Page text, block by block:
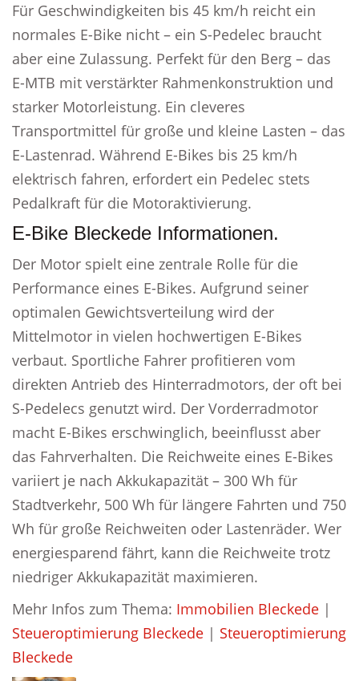
Für Geschwindigkeiten bis 45 km/h reicht ein
normales E-Bike nicht – ein S-Pedelec braucht
aber eine Zulassung. Perfekt für den Berg – das
E-MTB mit verstärkter Rahmenkonstruktion und
starker Motorleistung. Ein cleveres
Transportmittel für große und kleine Lasten – das
E-Lastenrad. Während E-Bikes bis 25 km/h
elektrisch fahren, erfordert ein Pedelec stets
Pedalkraft für die Motoraktivierung.
E-Bike Bleckede Informationen.
Der Motor spielt eine zentrale Rolle für die
Performance eines E-Bikes. Aufgrund seiner
optimalen Gewichtsverteilung wird der
Mittelmotor in vielen hochwertigen E-Bikes
verbaut. Sportliche Fahrer profitieren vom
direkten Antrieb des Hinterradmotors, der oft bei
S-Pedelecs genutzt wird. Der Vorderradmotor
macht E-Bikes erschwinglich, beeinflusst aber
das Fahrverhalten. Die Reichweite eines E-Bikes
variiert je nach Akkukapazität – 300 Wh für
Stadtverkehr, 500 Wh für längere Fahrten und 750
Wh für große Reichweiten oder Lastenräder. Wer
energiesparend fährt, kann die Reichweite trotz
niedriger Akkukapazität maximieren.
Mehr Infos zum Thema: Immobilien Bleckede |
Steueroptimierung Bleckede | Steueroptimierung
Bleckede